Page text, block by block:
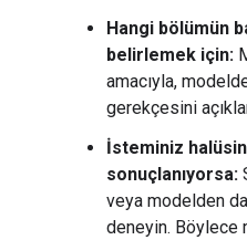
Hangi bölümün
belirlemek için:
amacıyla,
gerekçesini
İsteminiz
sonuçlanıyorsa:
veya modelden
deneyin. Böylece